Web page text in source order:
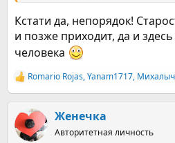
Кстати да, непорядок!
и позже приходит, да и
человека
Р
е
к
ц
и
Romario Rojas,Yanam1717,
Женечка
Авторитетная личность